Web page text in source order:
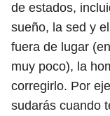
de estados,
sueño, la sed y
fuera de lugar
muy poco), la
corregirlo. Por
sudarás cuando